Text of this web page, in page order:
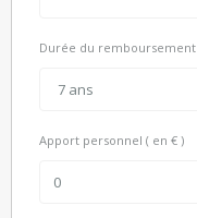
Durée du remboursement
Apport personnel ( en € )